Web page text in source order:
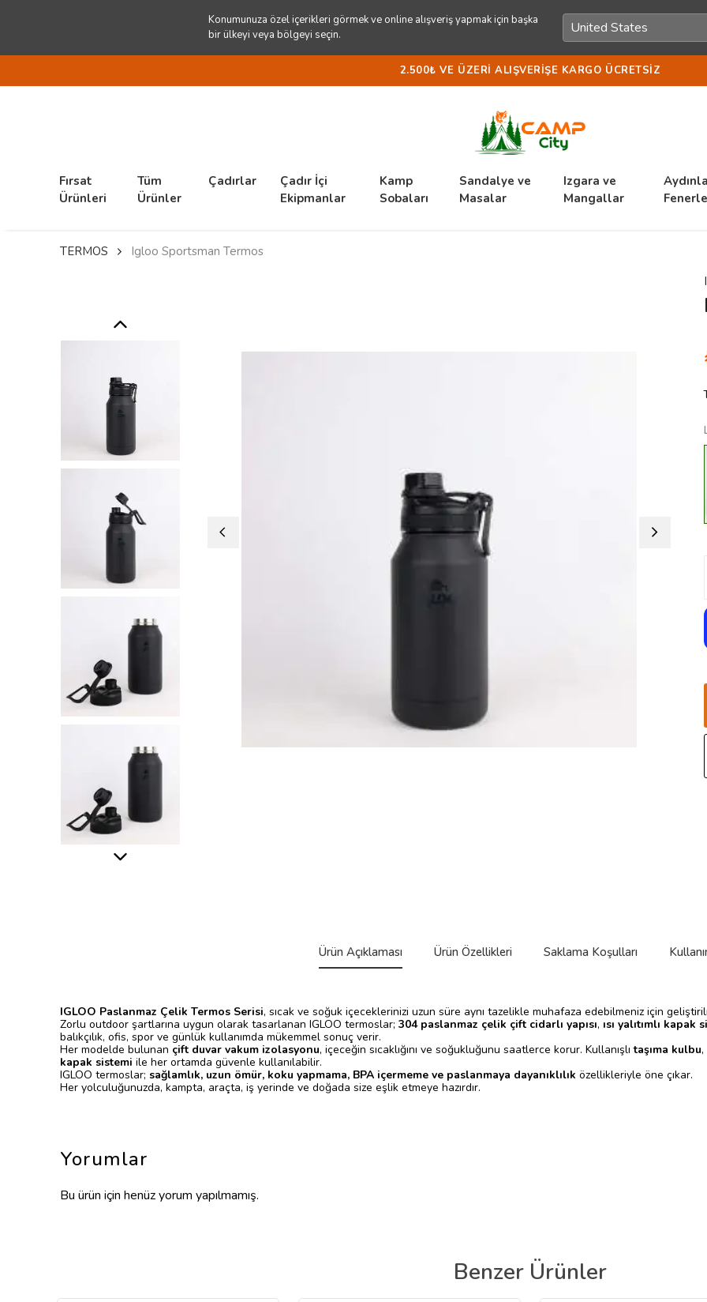
Konumunuza özel içerikleri görmek ve online alışveriş yapmak için başka
bir ülkeyi veya bölgeyi seçin.
2.500₺ VE ÜZERI ALIŞVERIŞE KARGO ÜCRETSIZ
Fırsat
Ürünleri
Tüm
Ürünler
Çadırlar
Çadır İçi
Ekipmanlar
Kamp
Sobaları
Sandalye ve
Masalar
Izgara ve
Mangallar
TERMOS
Igloo Sportsman Termos
Ürün Açıklaması Ürün Özellikleri Saklama Koşulları
IGLOO Paslanmaz Çelik Termos Serisi, sıcak ve soğuk içeceklerinizi uzun süre aynı tazelikle muhafaza edebilmeniz için
Zorlu outdoor şartlarına uygun olarak tasarlanan IGLOO termoslar; 304 paslanmaz çelik çift cidarlı yapısı, ısı yalıtımlı kapak
balıkçılık, ofis, spor ve günlük kullanımda mükemmel sonuç verir.
Her modelde bulunan çift duvar vakum izolasyonu, içeceğin sıcaklığını ve soğukluğunu saatlerce korur. Kullanışlıtaşıma kulbu
kapak sistemi ile her ortamda güvenle kullanılabilir.
IGLOO termoslar; sağlamlık, uzun ömür, koku yapmama, BPA içermeme ve paslanmaya dayanıklılık özellikleriyle öne çıkar.
Her yolculuğunuzda, kampta, araçta, iş yerinde ve doğada size eşlik etmeye hazırdır.
Yorumlar
Bu ürün için henüz yorum yapılmamış.
Benzer Ürünler